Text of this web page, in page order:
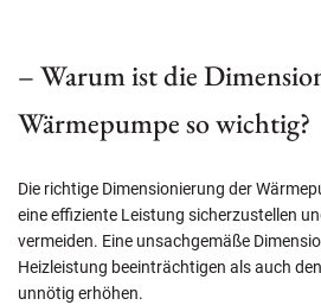
– Warum ist die
Wärmepumpe so wichtig?
Die richtige Dimensionierung der
eine effiziente Leistung sicherzustellen
vermeiden. Eine unsachgemäße
Heizleistung beeinträchtigen als auch
unnötig erhöhen.